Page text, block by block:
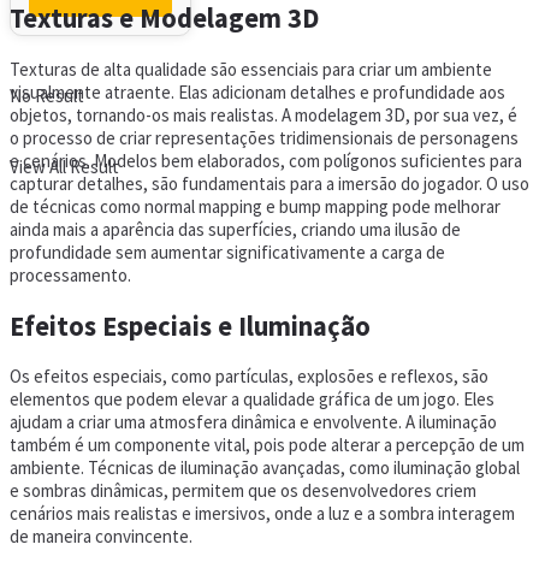
No Result
View All Result
Texturas e Modelagem 3D
Texturas de alta qualidade são essenciais para criar um ambiente
visualmente atraente. Elas adicionam detalhes e profundidade aos
objetos, tornando-os mais realistas. A modelagem 3D, por sua vez, é
o processo de criar representações tridimensionais de personagens
e cenários. Modelos bem elaborados, com polígonos suficientes para
capturar detalhes, são fundamentais para a imersão do jogador. O uso
de técnicas como normal mapping e bump mapping pode melhorar
ainda mais a aparência das superfícies, criando uma ilusão de
profundidade sem aumentar significativamente a carga de
processamento.
Efeitos Especiais e Iluminação
Os efeitos especiais, como partículas, explosões e reflexos, são
elementos que podem elevar a qualidade gráfica de um jogo. Eles
ajudam a criar uma atmosfera dinâmica e envolvente. A iluminação
também é um componente vital, pois pode alterar a percepção de um
ambiente. Técnicas de iluminação avançadas, como iluminação global
e sombras dinâmicas, permitem que os desenvolvedores criem
cenários mais realistas e imersivos, onde a luz e a sombra interagem
de maneira convincente.